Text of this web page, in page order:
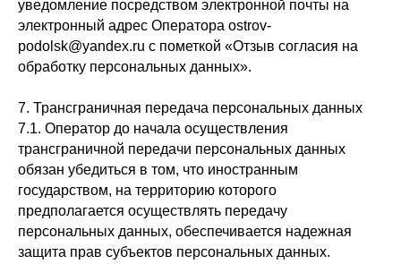
уведомление посредством электронной почты на
электронный адрес Оператора ostrov-
podolsk@yandex.ru с пометкой «Отзыв согласия на
обработку персональных данных».
7. Трансграничная передача персональных данных
7.1. Оператор до начала осуществления
трансграничной передачи персональных данных
обязан убедиться в том, что иностранным
государством, на территорию которого
предполагается осуществлять передачу
персональных данных, обеспечивается надежная
защита прав субъектов персональных данных.